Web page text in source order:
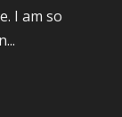
I am so